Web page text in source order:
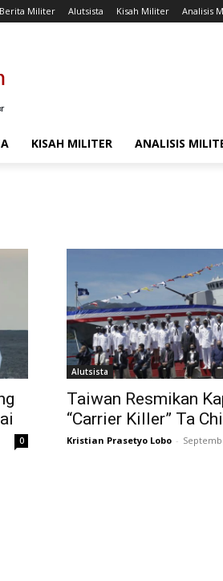
Berita Militer Alutsista Kisah Militer Analisis
KISAH MILITER ANALISIS
0
Alutsista
Taiwan Resmikan
“Carrier Killer” Ta
Kristian Prasetyo Lobo -